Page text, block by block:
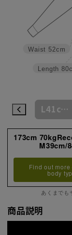
Length
Waist 52cm
L41cm/78cm L41cm/80cm
173cm
M39cm/
Find out
body
あくまでも
商品説明